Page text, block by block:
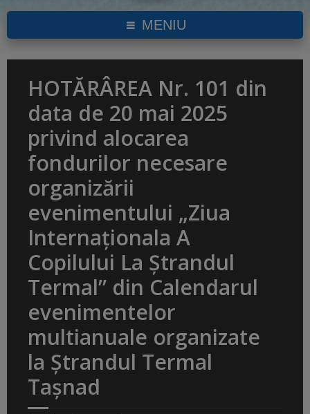
MENIU
HOTĂRÂREA Nr. 101 din
data de 20 mai 2025
privind alocarea
fondurilor necesare
organizării
evenimentului „Ziua
Internaționala A
Copilului La Ștrandul
Termal” din Calendarul
evenimentelor
multianuale organizate
la Ștrandul Termal
Tașnad